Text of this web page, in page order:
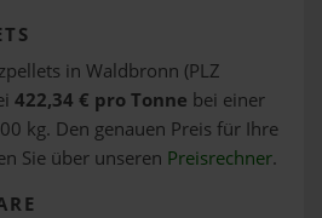
in Waldbronn (PLZ
422,34 € pro Tonne bei einer
kg. Den genauen Preis für Ihre
Sie über unseren Preisrechner.